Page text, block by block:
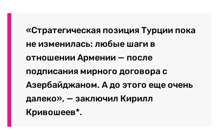
«Стратегическая позиция Турции пока
не изменилась: любые шаги в
отношении Армении — после
подписания мирного договора с
Азербайджаном. А до этого еще очень
далеко», — заключил Кирилл
Кривошеев*.